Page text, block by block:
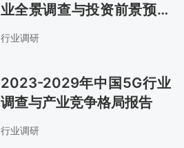
业全景调查与投资前景预测
报告
行业调研
2023-2029年中国5G行业
调查与产业竞争格局报告
行业调研